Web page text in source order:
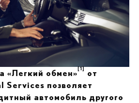
«Легкий обмен»[1] от
Services позволяет
автомобиль другого